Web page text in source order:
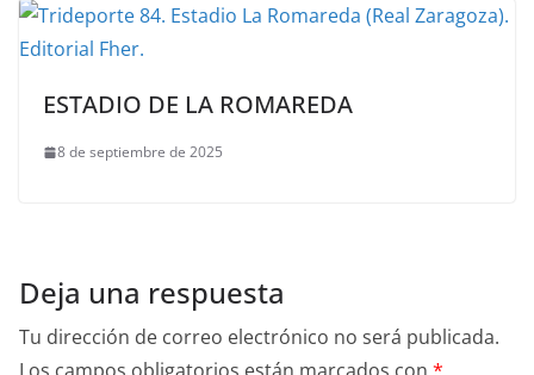
ESTADIO DE LA ROMAREDA
8 de septiembre de 2025
Deja una respuesta
Tu dirección de correo electrónico no será publicada.